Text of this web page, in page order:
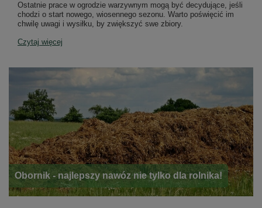
Ostatnie prace w ogrodzie warzywnym mogą być decydujące, jeśli
chodzi o start nowego, wiosennego sezonu. Warto poświęcić im
chwilę uwagi i wysiłku, by zwiększyć swe zbiory.
Czytaj więcej
Obornik - najlepszy nawóz nie tylko dla rolnika!